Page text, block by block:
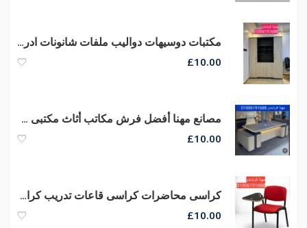
مكتبات دوسيهات دواليب ملفات شانونات ادراج مكتبات مستندات ضلف وأدراج
£10.00
مصانع مهنا أفضل فرش مكاتب أثاث مكتبى متنوع مكاتب مدير كراسى شبك طبى
£10.00
كراسى محاضرات كراسى قاعات تدريب كراسى سنتر تعليمى أرخص أسعار من مصانع مهنا
£10.00